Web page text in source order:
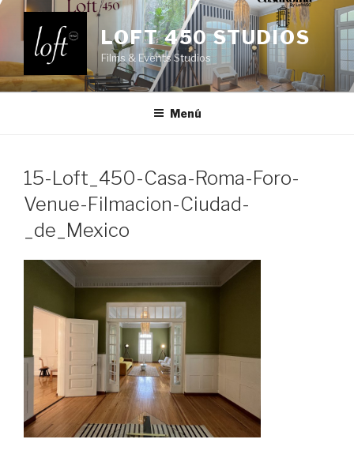
Saltar
contenido
LOFT 450 STUDIOS
Films & Events Studios
Menú
15-Loft_450-Casa-Roma-Foro-
Venue-Filmacion-Ciudad-
_de_Mexico